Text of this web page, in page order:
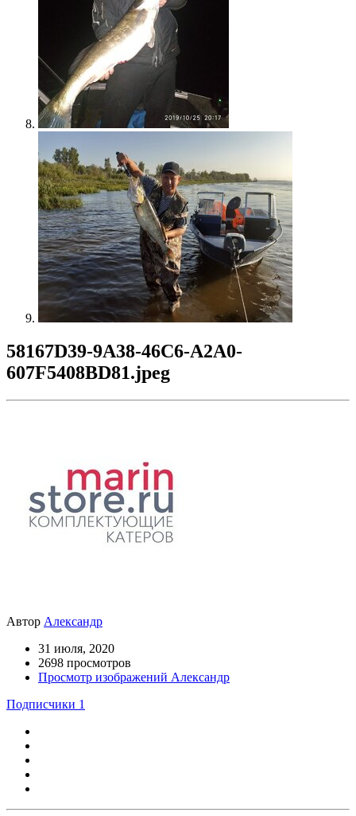
58167D39-9A38-46C6-A2A0-
607F5408BD81.jpeg
Автор Александр
31 июля, 2020
2698 просмотров
Просмотр изображений Александр
Подписчики 1